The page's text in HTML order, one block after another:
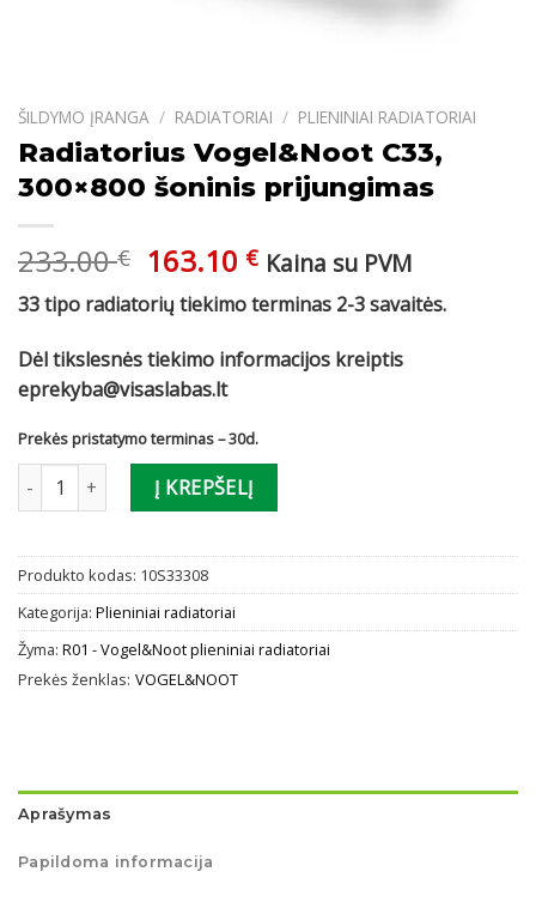
ŠILDYMO ĮRANGA / RADIATORIAI / PLIENINIAI RADIATORIAI
Radiatorius Vogel&Noot C33,
300×800 šoninis prijungimas
233.00€ Original
price
was:
233.00 €.
163.10 €Current
price
is:
163.10 €.
Kaina su PVM
33 tipo radiatorių tiekimo terminas 2-3 savaitės.
Dėl tikslesnės tiekimo informacijos kreiptis
eprekyba@visaslabas.lt
Prekės pristatymo terminas – 30d.
produkto kiekis: Radiatorius Vogel&Noot C33, 300x800 šoninis
Į KREPŠELĮ
Produkto kodas: 10S33308
Kategorija: Plieniniai radiatoriai
Žyma: R01 - Vogel&Noot plieniniai radiatoriai
Prekės ženklas: VOGEL&NOOT
Aprašymas
Papildoma informacija